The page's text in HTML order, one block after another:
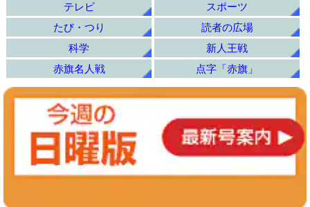
テレビ
スポーツ
たび・つり
読者の広場
科学
新人王戦
赤旗名人戦
点字「赤旗」